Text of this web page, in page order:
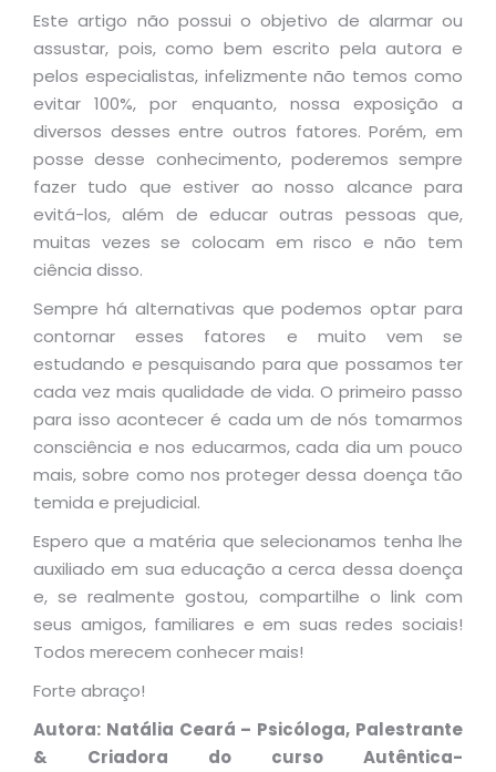
Este artigo não possui o objetivo de alarmar ou
assustar, pois, como bem escrito pela autora e
pelos especialistas, infelizmente não temos como
evitar 100%, por enquanto, nossa exposição a
diversos desses entre outros fatores. Porém, em
posse desse conhecimento, poderemos sempre
fazer tudo que estiver ao nosso alcance para
evitá-los, além de educar outras pessoas que,
muitas vezes se colocam em risco e não tem
ciência disso.
Sempre há alternativas que podemos optar para
contornar esses fatores e muito vem se
estudando e pesquisando para que possamos ter
cada vez mais qualidade de vida. O primeiro passo
para isso acontecer é cada um de nós tomarmos
consciência e nos educarmos, cada dia um pouco
mais, sobre como nos proteger dessa doença tão
temida e prejudicial.
Espero que a matéria que selecionamos tenha lhe
auxiliado em sua educação a cerca dessa doença
e, se realmente gostou, compartilhe o link com
seus amigos, familiares e em suas redes sociais!
Todos merecem conhecer mais!
Forte abraço!
Autora: Natália Ceará – Psicóloga, Palestrante
& Criadora do curso Autêntica-